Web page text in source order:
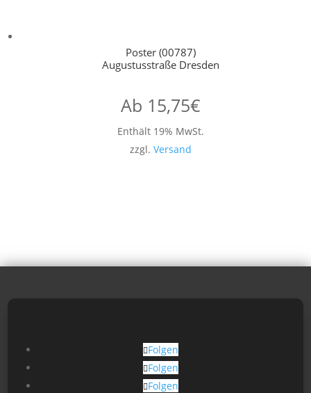
Poster (00787)
Augustusstraße Dresden
Ab 15,75€
Enthält 19% MwSt.
zzgl. Versand
Folgen
Folgen
Folgen